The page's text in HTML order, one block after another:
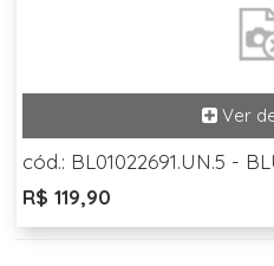
cód.: BL01022691.UN.5 -
R$ 119,90